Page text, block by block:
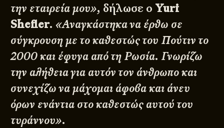
την εταιρεία μου», δήλωσε ο Yuri
Shefler. «Αναγκάστηκα να έρθω σε
σύγκρουση με το καθεστώς του Πούτιν το
2000 και έφυγα από τη Ρωσία. Γνωρίζω
την αλήθεια για αυτόν τον άνθρωπο και
συνεχίζω να μάχομαι άφοβα και άνευ
όρων ενάντια στο καθεστώς αυτού του
τυράννου».